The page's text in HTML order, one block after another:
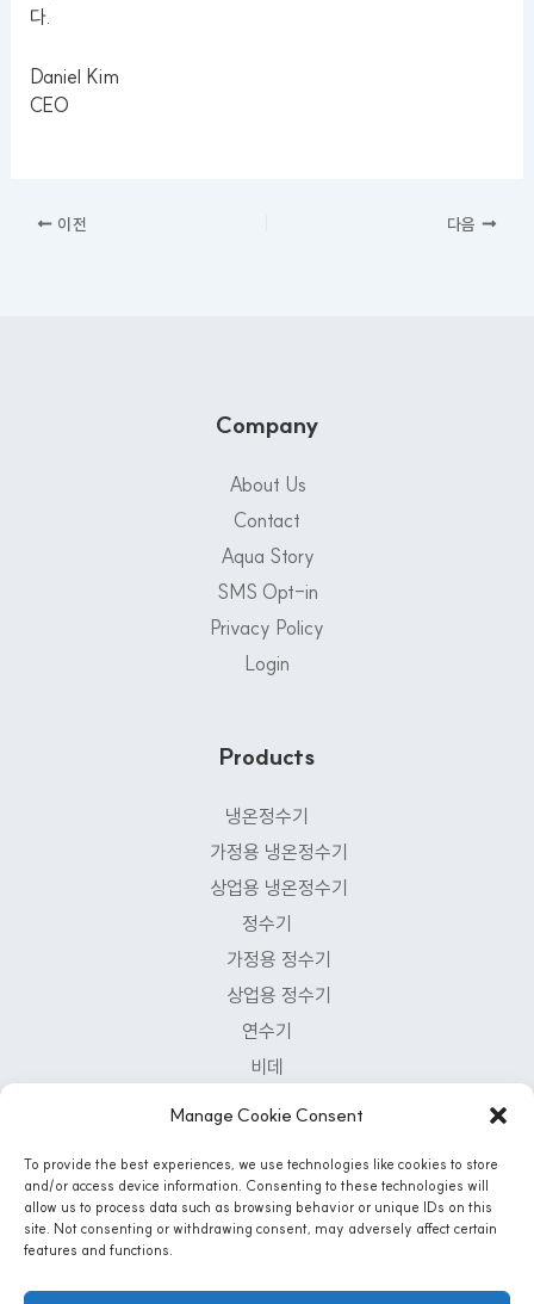
Manage Cookie Consent
To provide the best experiences, we use technologies like cookies to store
and/or access device information. Consenting to these technologies will
allow us to process data such as browsing behavior or unique IDs on this
site. Not consenting or withdrawing consent, may adversely affect certain
features and functions.
다.
Daniel Kim
CEO
이전 다음
Company
About Us
Contact
Aqua Story
SMS Opt-in
Privacy Policy
Login
Products
냉온정수기
가정용 냉온정수기
상업용 냉온정수기
정수기
가정용 정수기
상업용 정수기
연수기
비데
Customer Support Center
1-800-222-5502
Mon - Fri: 8 AM - 5 PM | Sat: 8:30 Am - 12PM